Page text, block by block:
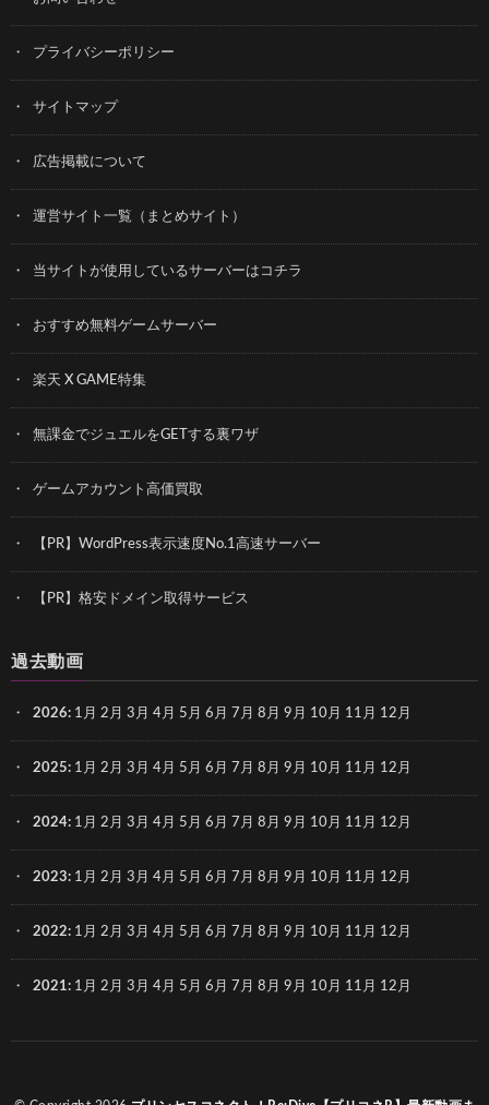
プライバシーポリシー
サイトマップ
広告掲載について
運営サイト一覧（まとめサイト）
当サイトが使用しているサーバーはコチラ
おすすめ無料ゲームサーバー
楽天 X GAME特集
無課金でジュエルをGETする裏ワザ
ゲームアカウント高価買取
【PR】WordPress表示速度No.1高速サーバー
【PR】格安ドメイン取得サービス
過去動画
2026: 1月 2月 3月 4月 5月 6月 7月 8月 9月 10月 11月 12月
2025: 1月 2月 3月 4月 5月 6月 7月 8月 9月 10月 11月 12月
2024: 1月 2月 3月 4月 5月 6月 7月 8月 9月 10月 11月 12月
2023: 1月 2月 3月 4月 5月 6月 7月 8月 9月 10月 11月 12月
2022: 1月 2月 3月 4月 5月 6月 7月 8月 9月 10月 11月 12月
2021: 1月 2月 3月 4月 5月 6月 7月 8月 9月 10月 11月 12月